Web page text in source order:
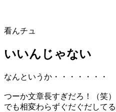
看んチュ
いいんじゃない
なんというか・・・・・・・
つーか文章長すぎだろ！（笑）
でも相変わらずぐだぐだして